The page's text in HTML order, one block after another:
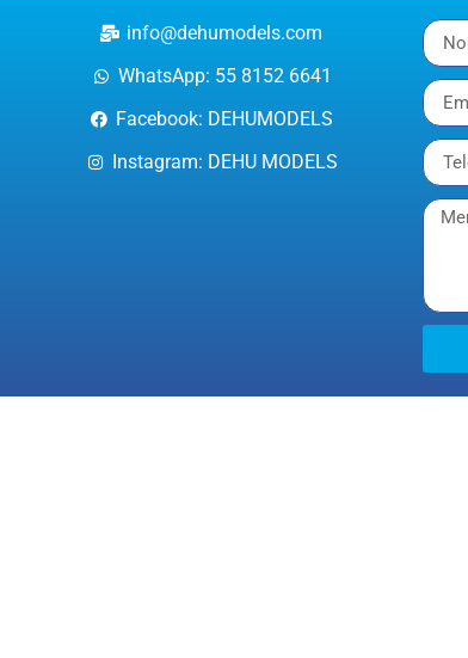
info@dehumodels.com
WhatsApp: 55 8152 6641
Facebook: DEHUMODELS
Instagram: DEHU MODELS